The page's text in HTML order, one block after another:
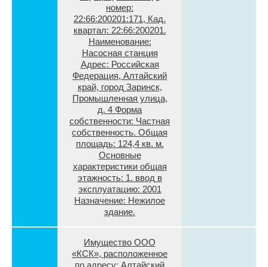
номер:
22:66:200201:171, Кад.
квартал: 22:66:200201.
Наименование:
Насосная станция
Адрес: Российская
Федерация, Алтайский
край, город Заринск,
Промышленная улица,
д. 4 Форма
собственности: Частная
собственность. Общая
площадь: 124,4 кв. м.
Основные
характеристики общая
этажность: 1. ввод в
эксплуатацию: 2001
Назначение: Нежилое
здание.
Имущество ООО
«КСК», расположенное